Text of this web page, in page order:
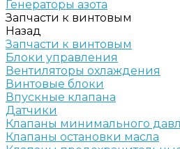
Генераторы азота
Запчасти к винтовым
Назад
Запчасти к винтовым
Блоки управления
Вентиляторы охлаждения
Винтовые блоки
Впускные клапана
Датчики
Клапаны минимального
Клапаны остановки масла